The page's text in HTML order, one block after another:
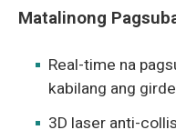
Matalinong
Real-time na
kabilang ang
3D laser anti-